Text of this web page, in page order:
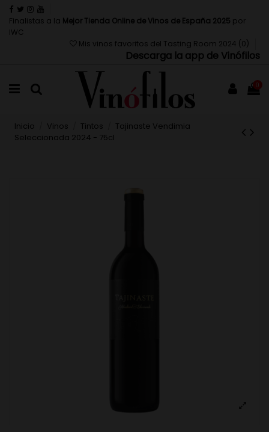
Finalistas a la Mejor Tienda Online de Vinos de España 2025 por
IWC
Mis vinos favoritos del Tasting Room 2024 (0 )
Descarga la app de Vinófilos
0
Inicio Vinos Tintos
Tajinaste Vendimia
Seleccionada 2024 - 75cl